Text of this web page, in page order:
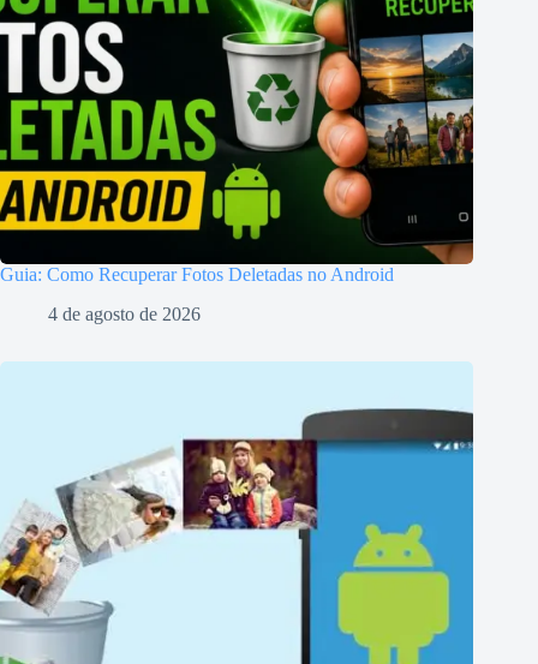
Guia: Como Recuperar Fotos Deletadas no Android
4 de agosto de 2026